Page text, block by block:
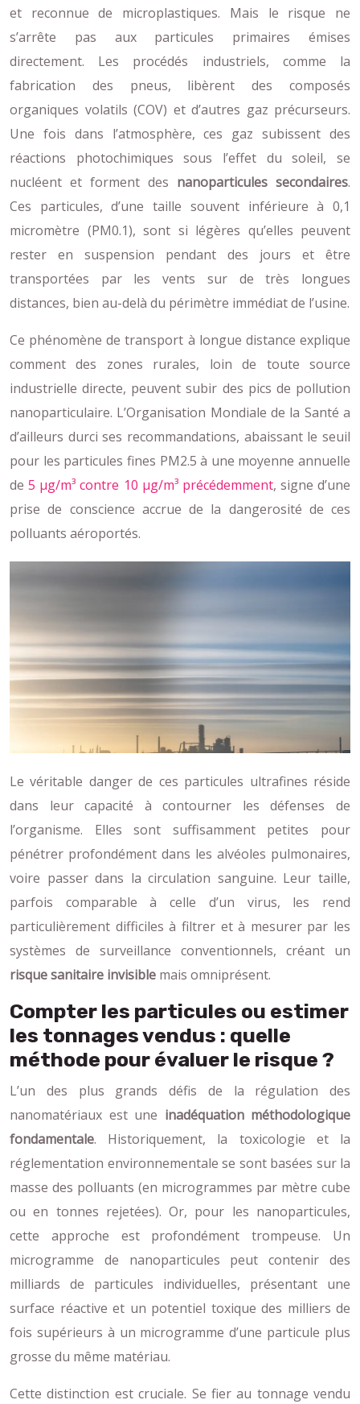
et reconnue de microplastiques. Mais le risque ne
s’arrête pas aux particules primaires émises
directement. Les procédés industriels, comme la
fabrication des pneus, libèrent des composés
organiques volatils (COV) et d’autres gaz précurseurs.
Une fois dans l’atmosphère, ces gaz subissent des
réactions photochimiques sous l’effet du soleil, se
nucléent et forment des nanoparticules secondaires.
Ces particules, d’une taille souvent inférieure à 0,1
micromètre (PM0.1), sont si légères qu’elles peuvent
rester en suspension pendant des jours et être
transportées par les vents sur de très longues
distances, bien au-delà du périmètre immédiat de l’usine.
Ce phénomène de transport à longue distance explique
comment des zones rurales, loin de toute source
industrielle directe, peuvent subir des pics de pollution
nanoparticulaire. L’Organisation Mondiale de la Santé a
d’ailleurs durci ses recommandations, abaissant le seuil
pour les particules fines PM2.5 à une moyenne annuelle
de5 µg/m³ contre 10 µg/m³ précédemment, signe d’une
prise de conscience accrue de la dangerosité de ces
polluants aéroportés.
Le véritable danger de ces particules ultrafines réside
dans leur capacité à contourner les défenses de
l’organisme. Elles sont suffisamment petites pour
pénétrer profondément dans les alvéoles pulmonaires,
voire passer dans la circulation sanguine. Leur taille,
parfois comparable à celle d’un virus, les rend
particulièrement difficiles à filtrer et à mesurer par les
systèmes de surveillance conventionnels, créant un
risque sanitaire invisible mais omniprésent.
Compter les particules ou estimer
les tonnages vendus : quelle
méthode pour évaluer le risque ?
L’un des plus grands défis de la régulation des
nanomatériaux est une inadéquation méthodologique
fondamentale. Historiquement, la toxicologie et la
réglementation environnementale se sont basées sur la
masse des polluants (en microgrammes par mètre cube
ou en tonnes rejetées). Or, pour les nanoparticules,
cette approche est profondément trompeuse. Un
microgramme de nanoparticules peut contenir des
milliards de particules individuelles, présentant une
surface réactive et un potentiel toxique des milliers de
fois supérieurs à un microgramme d’une particule plus
grosse du même matériau.
Cette distinction est cruciale. Se fier au tonnage vendu